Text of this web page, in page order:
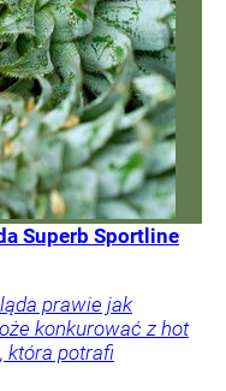
Superb Sportline
prawie jak
konkurować z hot
która potrafi